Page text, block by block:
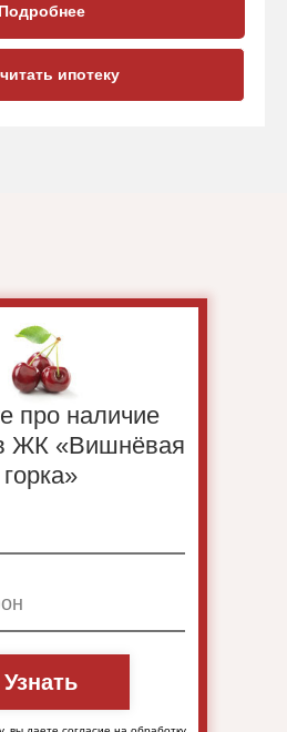
Подробнее
ипотеку
Узнать
про наличие
ЖК «Вишнёвая
горка»